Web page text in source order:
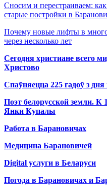
Сносим и перестраиваем:
старые постройки в
Почему новые лифты в
через несколько лет
Сегодня христиане всего
Христово
Спаўняецца 225 гадоў з
Поэт белорусской земли. К
Янки Купалы
Работа в Барановичах
Медицина Барановичей
Digital услуги в Беларуси
Погода в Барановичах и